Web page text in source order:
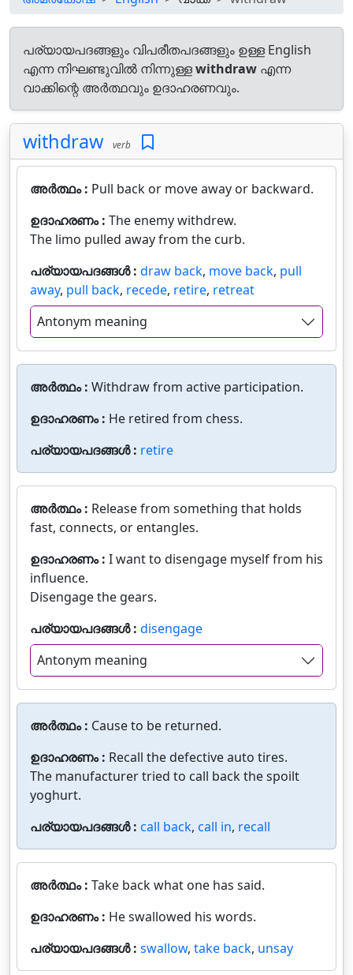
പര്യായപദങ്ങളും വിപരീതപദങ്ങളും ഉള്ള English
എന്ന നിഘണ്ടുവിൽ നിന്നുള്ളwithdraw എന്ന
വാക്കിന്റെ അർത്ഥവും ഉദാഹരണവും.
withdraw verb
അർത്ഥം : Pull back or move away or backward.
ഉദാഹരണം : The enemy withdrew.
The limo pulled away from the curb.
പര്യായപദങ്ങൾ : draw back, move back, pull
away, pull back, recede, retire, retreat
Antonym meaning
അർത്ഥം : Withdraw from active participation.
ഉദാഹരണം : He retired from chess.
പര്യായപദങ്ങൾ : retire
അർത്ഥം : Release from something that holds
fast, connects, or entangles.
ഉദാഹരണം : I want to disengage myself from his
influence.
Disengage the gears.
പര്യായപദങ്ങൾ : disengage
Antonym meaning
അർത്ഥം : Cause to be returned.
ഉദാഹരണം : Recall the defective auto tires.
The manufacturer tried to call back the spoilt
yoghurt.
പര്യായപദങ്ങൾ : call back, call in, recall
അർത്ഥം : Take back what one has said.
ഉദാഹരണം : He swallowed his words.
പര്യായപദങ്ങൾ : swallow, take back, unsay